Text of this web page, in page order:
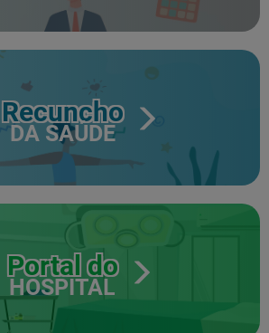
Recuncho
DA SAÚDE
Portal do
HOSPITAL